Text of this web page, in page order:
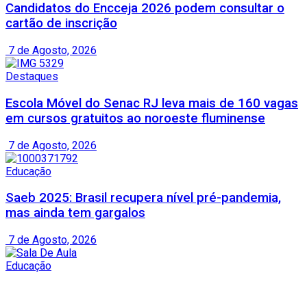
Candidatos do Encceja 2026 podem consultar o
cartão de inscrição
7 de Agosto, 2026
Destaques
Escola Móvel do Senac RJ leva mais de 160 vagas
em cursos gratuitos ao noroeste fluminense
7 de Agosto, 2026
Educação
Saeb 2025: Brasil recupera nível pré-pandemia,
mas ainda tem gargalos
7 de Agosto, 2026
Educação